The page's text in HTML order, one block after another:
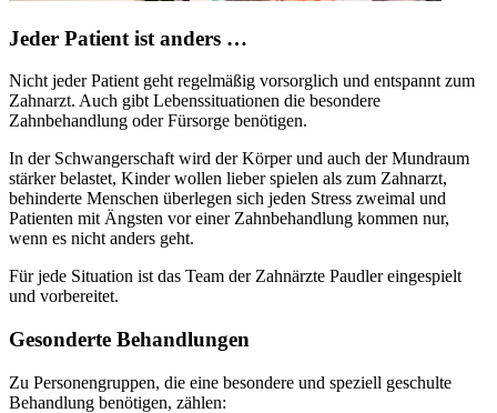
Jeder Patient ist anders …
Nicht jeder Patient geht regelmäßig vorsorglich und entspannt zum
Zahnarzt. Auch gibt Lebenssituationen die besondere
Zahnbehandlung oder Fürsorge benötigen.
In der Schwangerschaft wird der Körper und auch der Mundraum
stärker belastet, Kinder wollen lieber spielen als zum Zahnarzt,
behinderte Menschen überlegen sich jeden Stress zweimal und
Patienten mit Ängsten vor einer Zahnbehandlung kommen nur,
wenn es nicht anders geht.
Für jede Situation ist das Team der Zahnärzte Paudler eingespielt
und vorbereitet.
Gesonderte Behandlungen
Zu Personengruppen, die eine besondere und speziell geschulte
Behandlung benötigen, zählen: